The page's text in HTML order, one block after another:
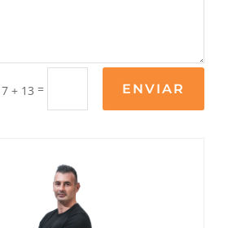
7 + 13 = ENVIAR